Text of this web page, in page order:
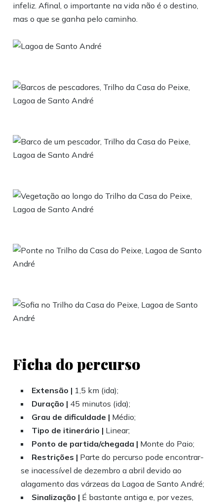
infeliz. Afinal, o importante na vida não é o destino,
mas o que se ganha pelo caminho.
Ficha do percurso
Extensão | 1,5 km (ida);
Duração | 45 minutos (ida);
Grau de dificuldade | Médio;
Tipo de itinerário | Linear;
Ponto de partida/chegada | Monte do Paio;
Restrições | Parte do percurso pode encontrar-
se inacessível de dezembro a abril devido ao
alagamento das várzeas da Lagoa de Santo André;
Sinalização | É bastante antiga e, por vezes,